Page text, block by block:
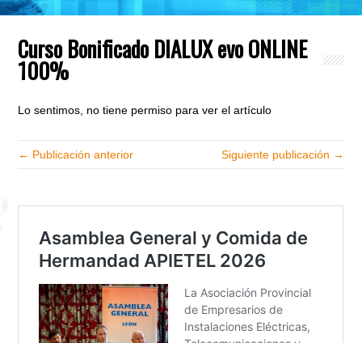
Curso Bonificado DIALUX evo ONLINE
100%
Lo sentimos, no tiene permiso para ver el artículo
← Publicación anterior Siguiente publicación →